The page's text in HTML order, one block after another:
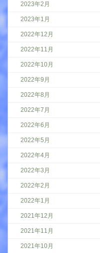
2023年2月
2023年1月
2022年12月
2022年11月
2022年10月
2022年9月
2022年8月
2022年7月
2022年6月
2022年5月
2022年4月
2022年3月
2022年2月
2022年1月
2021年12月
2021年11月
2021年10月